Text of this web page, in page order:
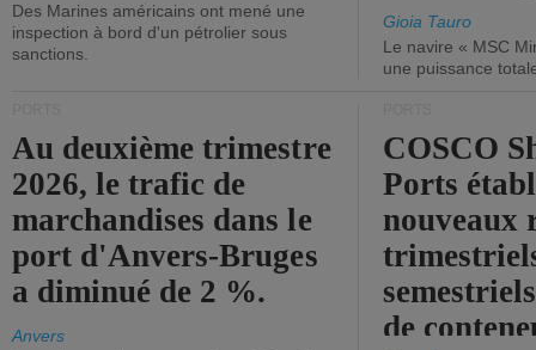
Des Marines américains ont mené une
inspection à bord d'un pétrolier sous
sanctions.
Gioia Tauro
Le navire « MSC
une puissance
Au deuxième trimestre
2026, le trafic de
marchandises dans le
port d'Anvers-Bruges
a diminué de 2 %.
Anvers
COSCO
Ports
nouveaux
de